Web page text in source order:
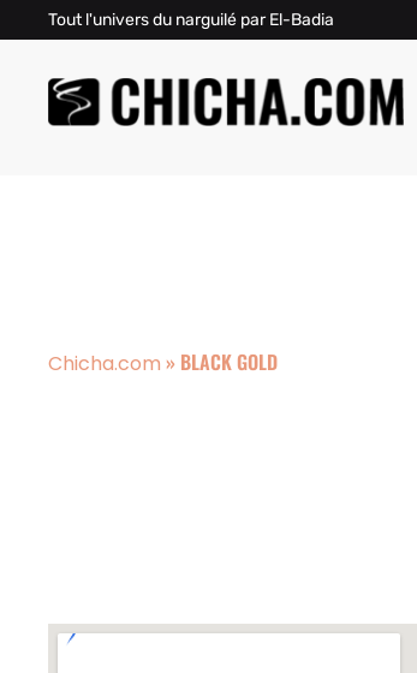
Tout l'univers du narguilé par El-Badia
Chicha.com » BLACK GOLD